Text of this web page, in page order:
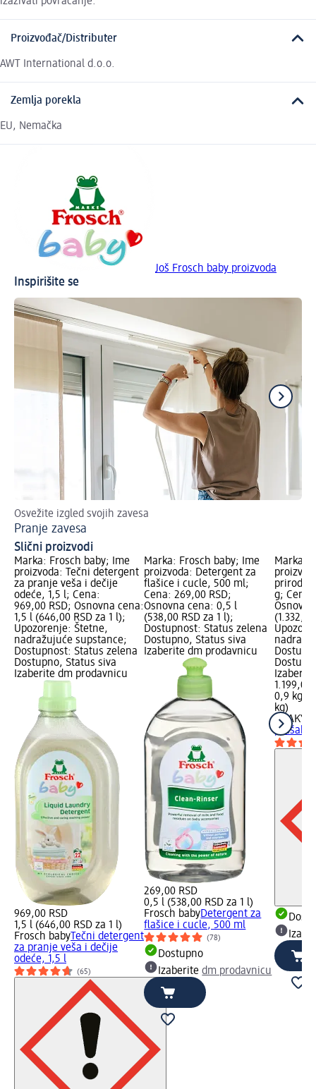
Proizvođač/Distributer
AWT International d.o.o.
Zemlja porekla
EU, Nemačka
Još Frosch baby proizvoda
Inspirišite se
Osvežite izgled svojih zavesa
Pranje zavesa
Slični proizvodi
Marka: Frosch baby; Ime
proizvoda: Tečni detergent
za pranje veša i dečije
odeće, 1,5 l; Cena:
969,00 RSD; Osnovna cena:
1,5 l (646,00 RSD za 1 l);
Upozorenje: Štetne,
nadražujuće supstance;
Dostupnost: Status zelena
Dostupno, Status siva
Izaberite dm prodavnicu
969,00 RSD
1,5 l (646,00 RSD za 1 l)
Frosch baby Tečni detergent
za pranje veša i dečije
odeće, 1,5 l
(65)
Marka: Frosch baby; Ime
proizvoda: Detergent za
flašice i cucle, 500 ml;
Cena: 269,00 RSD;
Osnovna cena: 0,5 l
(538,00 RSD za 1 l);
Dostupnost: Status zelena
Dostupno, Status siva
Izaberite dm prodavnicu
269,00 RSD
0,5 l (538,00 RSD za 1 l)
Frosch babyDetergent za
flašice i cucle, 500 ml
(78)
Dostupno
Izaberitedm prodavnicu
Marka:
prirodan
g; Cena:
1.199,00
0,9 kg
kg)
FITAKY
prašak